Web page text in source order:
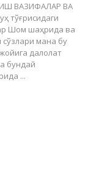
тўғрисидаги
Шом шаҳрида ва
мана бу
далолат
бундай
...